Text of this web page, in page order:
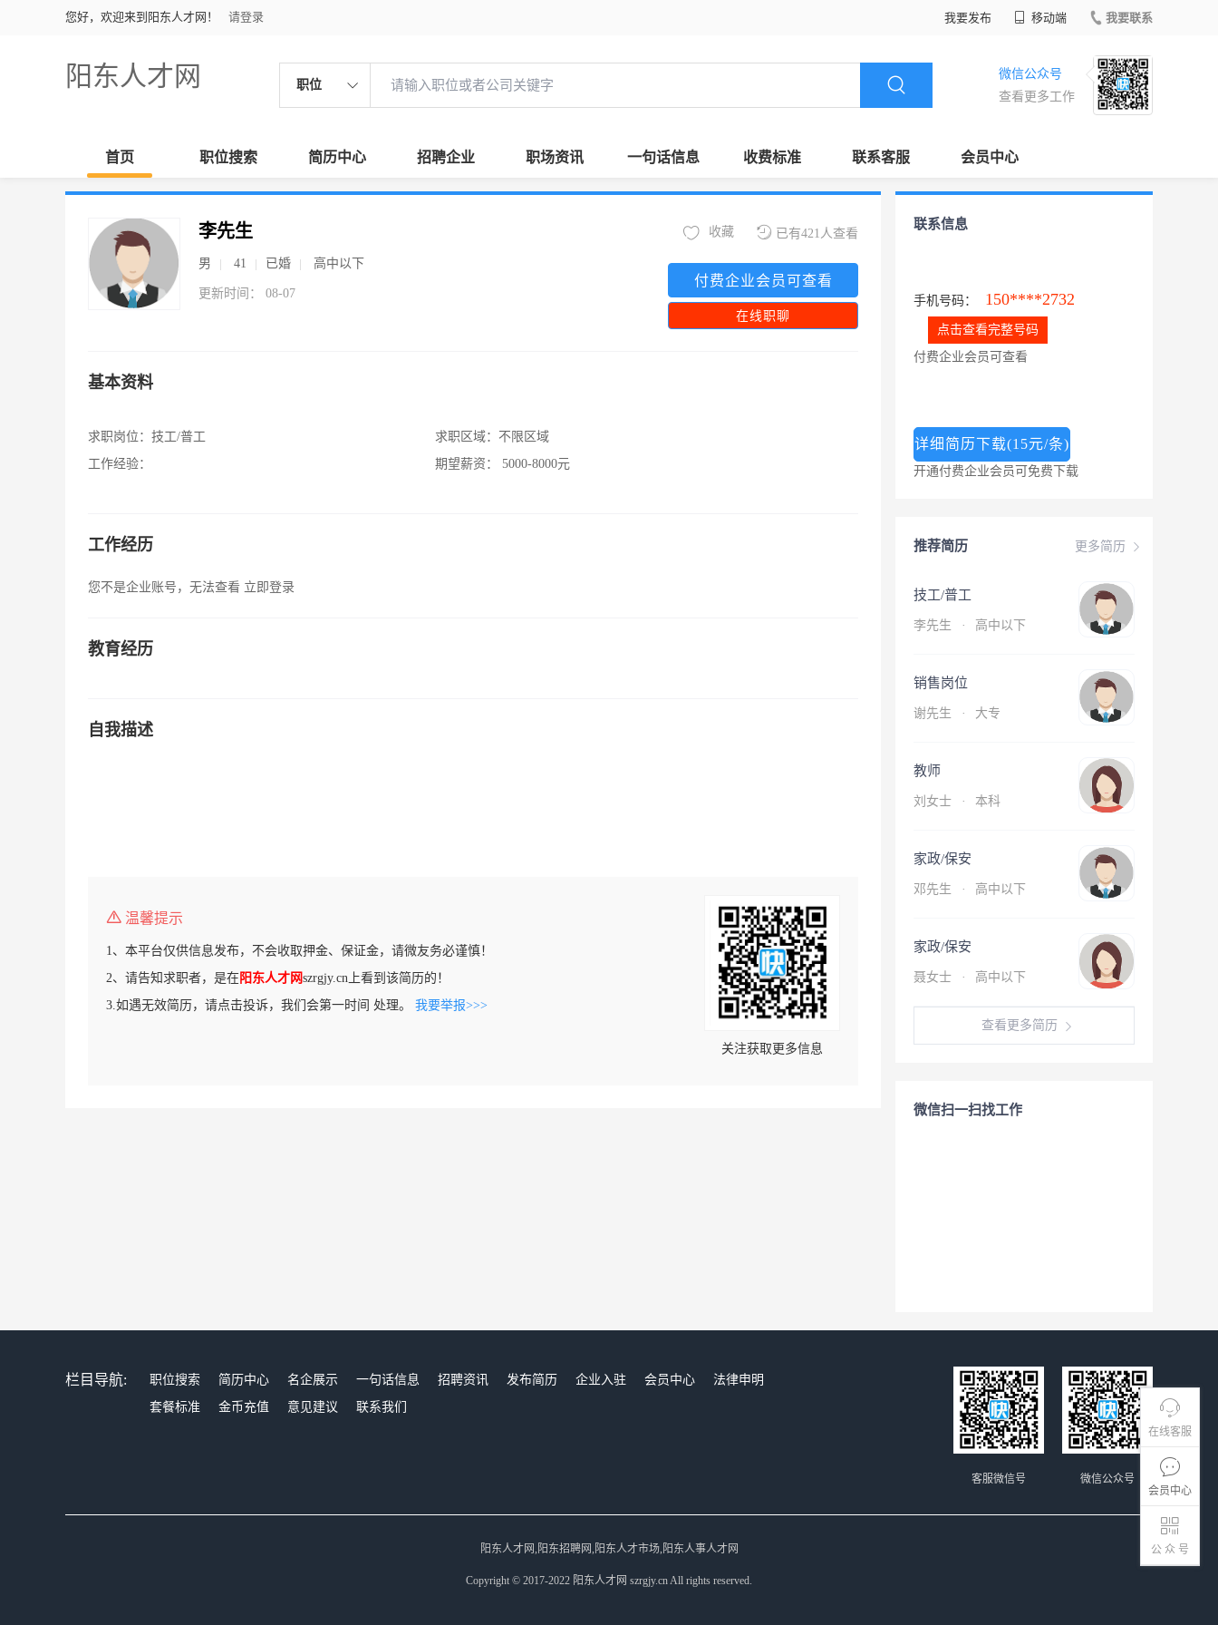
您好，欢迎来到阳东人才网！ 请登录 我要发布 移动端 我要联系
阳东人才网 职位
微信公众号
查看更多工作
首页 职位搜索 简历中心 招聘企业 职场资讯 一句话信息 收费标准 联系客服 会员中心
在线客服
会员中心
公 众 号
李先生
男 41 已婚 高中以下
更新时间： 08-07
已有421人查看
收藏
付费企业会员可查看
在线职聊
基本资料
求职岗位： 技工/普工
工作经验：
求职区域： 不限区域
期望薪资：
5000-8000元
工作经历
您不是企业账号，无法查看 立即登录
教育经历
自我描述
温馨提示
1、本平台仅供信息发布，不会收取押金、保证金，请微友务必谨慎！
2、请告知求职者，是在阳东人才网szrgjy.cn上看到该简历的！
3.如遇无效简历，请点击投诉，我们会第一时间 处理。 我要举报>>>
关注获取更多信息
联系信息
手机号码： 150****2732
点击查看完整号码
付费企业会员可查看
详细简历下载(15元/条)
开通付费企业会员可免费下载
更多简历
推荐简历
技工/普工
李先生 · 高中以下
销售岗位
谢先生 · 大专
教师
刘女士 · 本科
家政/保安
邓先生 · 高中以下
家政/保安
聂女士 · 高中以下
查看更多简历
微信扫一扫找工作
栏目导航: 职位搜索 简历中心 名企展示 一句话信息 招聘资讯 发布简历 企业入驻 会员中心
法律申明
套餐标准
金币充值 意见建议 联系我们
微信公众号
客服微信号
阳东人才网,阳东招聘网,阳东人才市场,阳东人事人才网
Copyright © 2017-2022 阳东人才网 szrgjy.cn All rights reserved.